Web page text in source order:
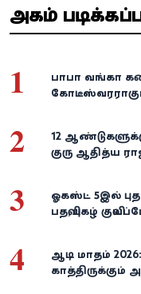
அதிகம்
1
பாபா வங்கா
2
12
குரு ஆதித்ய
3
ஓகஸ்ட் 5இல்
பதவி, புகழ்
4
ஆடி மாதம்